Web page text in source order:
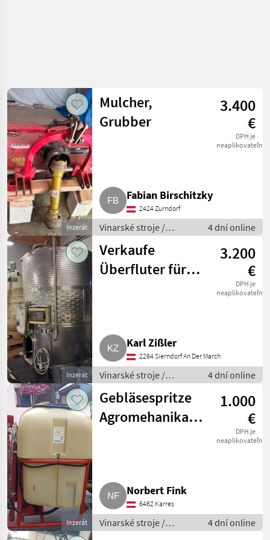
Inzerát
Mulcher,
Grubber
3.400
€
DPH je
neaplikovateľné
Fabian Birschitzky
2424 Zurndorf
Vinarské stroje /
Ostatné stroje na
vinohradníctvo
4 dní online
Inzerát
Verkaufe
Überfluter für
3.200
€
DPH je
neaplikovateľné
Karl Zißler
2264 Sierndorf An Der March
Vinarské stroje /
Pivničné stroje
4 dní online
Inzerát
Gebläsespritze
Agromehanika
1.000
€
DPH je
neaplikovateľné
Norbert Fink
6462 Karres
Vinarské stroje /
Ostatné stroje na
4 dní online